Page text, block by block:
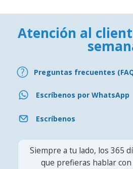
Atención al
Preguntas frecuentes
Escríbenos por WhatsApp
Escríbenos
Siempre a tu lado, los 365
que prefieras hablar